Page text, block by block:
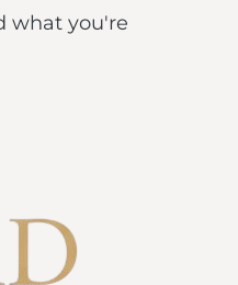
what you're